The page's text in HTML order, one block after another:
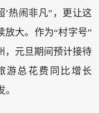
’热闹非凡”，更让这
放大。作为“村字号”
，元旦期间预计接待
游总花费同比增长